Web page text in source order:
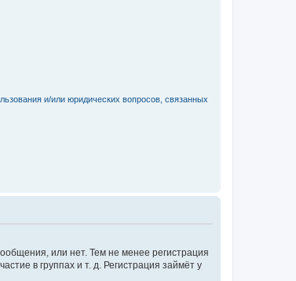
и/или юридических вопросов, связанных
или нет. Тем не менее регистрация
в группах и т. д. Регистрация займёт у